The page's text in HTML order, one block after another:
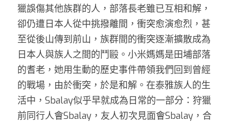
獵誤傷其他族群的人，部落長老雖已互相和解，
卻仍遭日本人從中挑撥離間，衝突愈演愈烈，甚
至從後山傳到前山，族群間的衝突逐漸擴散成為
日本人與族人之間的鬥毆。小米媽媽是田埔部落
的耆老，她用生動的歷史事件帶領我們回到曾經
的戰場，由於衝突，於是和解。在泰雅族人的生
活中，Sbalay似乎早就成為日常的一部分：狩獵
前同行人會Sbalay，友人初次見面會Sbalay，合